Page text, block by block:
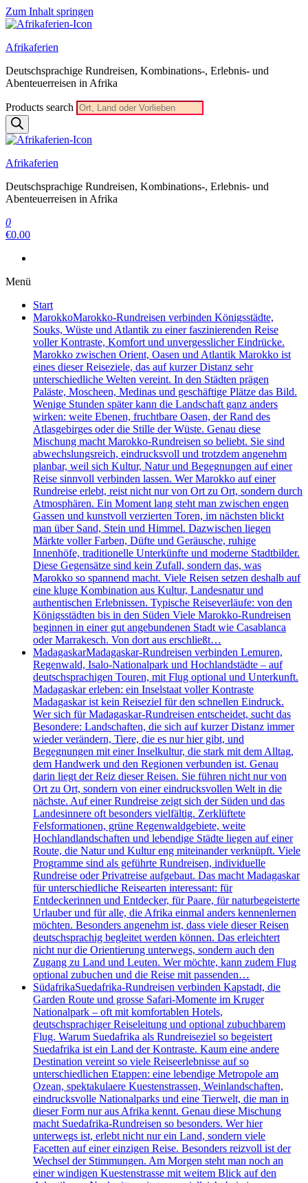
Zum Inhalt springen
Afrikaferien
Deutschsprachige Rundreisen, Kombinations-, Erlebnis- und
Abenteuerreisen in Afrika
Products search
Afrikaferien
Deutschsprachige Rundreisen, Kombinations-, Erlebnis- und
Abenteuerreisen in Afrika
0
€0.00
Menü
Start
MarokkoMarokko-Rundreisen verbinden Königsstädte,
Souks, Wüste und Atlantik zu einer faszinierenden Reise
voller Kontraste, Komfort und unvergesslicher Eindrücke.
Marokko zwischen Orient, Oasen und Atlantik Marokko ist
eines dieser Reiseziele, das auf kurzer Distanz sehr
unterschiedliche Welten vereint. In den Städten prägen
Paläste, Moscheen, Medinas und geschäftige Plätze das Bild.
Wenige Stunden später kann die Landschaft ganz anders
wirken: weite Ebenen, fruchtbare Oasen, der Rand des
Atlasgebirges oder die Stille der Wüste. Genau diese
Mischung macht Marokko-Rundreisen so beliebt. Sie sind
abwechslungsreich, eindrucksvoll und trotzdem angenehm
planbar, weil sich Kultur, Natur und Begegnungen auf einer
Reise sinnvoll verbinden lassen. Wer Marokko auf einer
Rundreise erlebt, reist nicht nur von Ort zu Ort, sondern durch
Atmosphären. Ein Moment lang steht man zwischen engen
Gassen und kunstvoll verzierten Toren, im nächsten blickt
man über Sand, Stein und Himmel. Dazwischen liegen
Märkte voller Farben, Düfte und Geräusche, ruhige
Innenhöfe, traditionelle Unterkünfte und moderne Stadtbilder.
Diese Gegensätze sind kein Zufall, sondern das, was
Marokko so spannend macht. Viele Reisen setzen deshalb auf
eine kluge Kombination aus Kultur, Landesnatur und
authentischen Erlebnissen. Typische Reiseverläufe: von den
Königsstädten bis in den Süden Viele Marokko-Rundreisen
beginnen in einer gut angebundenen Stadt wie Casablanca
oder Marrakesch. Von dort aus erschließt…
MadagaskarMadagaskar-Rundreisen verbinden Lemuren,
Regenwald, Isalo-Nationalpark und Hochlandstädte – auf
deutschsprachigen Touren, mit Flug optional und Unterkunft.
Madagaskar erleben: ein Inselstaat voller Kontraste
Madagaskar ist kein Reiseziel für den schnellen Eindruck.
Wer sich für Madagaskar-Rundreisen entscheidet, sucht das
Besondere: Landschaften, die sich auf kurzer Distanz immer
wieder verändern, Tiere, die es nur hier gibt, und
Begegnungen mit einer Inselkultur, die stark mit dem Alltag,
dem Handwerk und den Regionen verbunden ist. Genau
darin liegt der Reiz dieser Reisen. Sie führen nicht nur von
Ort zu Ort, sondern von einer eindrucksvollen Welt in die
nächste. Auf einer Rundreise zeigt sich der Süden und das
Landesinnere oft besonders vielfältig. Zerklüftete
Felsformationen, grüne Regenwaldgebiete, weite
Hochlandlandschaften und lebendige Städte liegen auf einer
Route, die Natur und Kultur eng miteinander verknüpft. Viele
Programme sind als geführte Rundreisen, individuelle
Rundreise oder Privatreise aufgebaut. Das macht Madagaskar
für unterschiedliche Reisearten interessant: für
Entdeckerinnen und Entdecker, für Paare, für naturbegeisterte
Urlauber und für alle, die Afrika einmal anders kennenlernen
möchten. Besonders angenehm ist, dass viele dieser Reisen
deutschsprachig begleitet werden können. Das erleichtert
nicht nur die Orientierung unterwegs, sondern auch den
Zugang zu Land und Leuten. Wer möchte, kann zudem Flug
optional zubuchen und die Reise mit passenden…
SüdafrikaSuedafrika-Rundreisen verbinden Kapstadt, die
Garden Route und grosse Safari-Momente im Kruger
Nationalpark – oft mit komfortablen Hotels,
deutschsprachiger Reiseleitung und optional zubuchbarem
Flug. Warum Suedafrika als Rundreiseziel so begeistert
Suedafrika ist ein Land der Kontraste. Kaum eine andere
Destination vereint so viele Reiseerlebnisse auf so
unterschiedlichen Etappen: eine lebendige Metropole am
Ozean, spektakulaere Kuestenstrassen, Weinlandschaften,
eindrucksvolle Nationalparks und eine Tierwelt, die man in
dieser Form nur aus Afrika kennt. Genau diese Mischung
macht Suedafrika-Rundreisen so besonders. Wer hier
unterwegs ist, erlebt nicht nur ein Land, sondern viele
Facetten auf einer einzigen Reise. Besonders reizvoll ist der
Wechsel der Stimmungen. Am Morgen steht man noch an
einer windigen Kuestenstrasse mit weitem Blick auf den